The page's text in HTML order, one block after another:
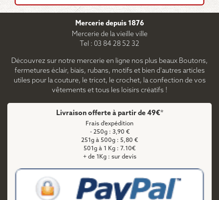
Mercerie depuis 1876
Mercerie de la vieille ville
Tel : 03 84 28 52 32
Découvrez sur notre mercerie en ligne nos plus beaux Boutons,
fermetures éclair, biais, rubans, motifs et bien d'autres articles
utiles pour la couture, le tricot, le crochet, la confection de vos
vêtements et tous les loisirs créatifs !
Livraison offerte à partir de 49€*
Frais d'expédition
- 250g : 3,90 €
251g à 500g : 5,80 €
501g à 1 Kg : 7.10€
+ de 1Kg : sur devis